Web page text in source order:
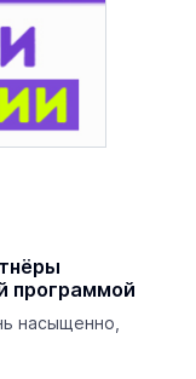
программой
насыщенно,